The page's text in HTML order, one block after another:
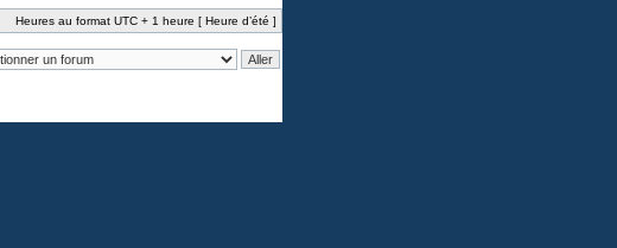
Heures au format UTC + 1 heure [ Heure d’été ]